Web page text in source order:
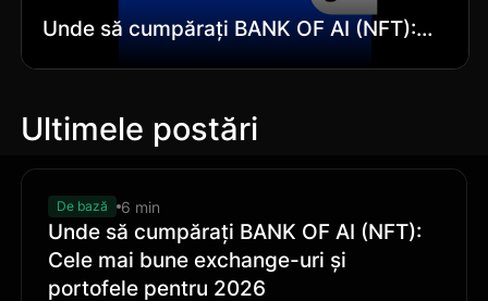
Unde să cumpărați BANK OF AI (NFT):
Ultimele postări
De bază 6 min
Unde să cumpărați BANK OF AI (NFT):
Cele mai bune exchange-uri și
portofele pentru 2026